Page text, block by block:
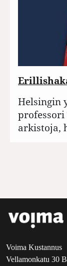
Helsingin
professori
arkistoja,
Voima Kustannus
Vellamonkatu 30